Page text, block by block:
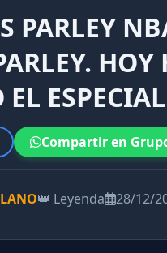
PARLEY
HOY
Compartir en
👑 Leyenda 28/12/